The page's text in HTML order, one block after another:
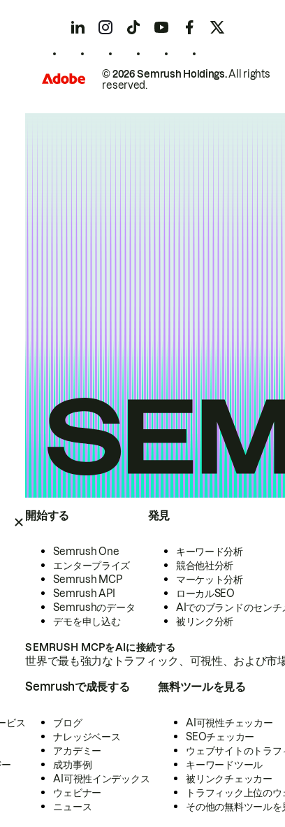
開始する
Semrush One
エンタープライズ
Semrush MCP
Semrush API
Semrushのデータ
デモを申し込む
発見
キーワード分析
競合他社分析
マーケット分析
ローカルSEO
AIでのブランドのセンチ
被リンク分析
SEMRUSH MCPをAIに接続する
世界で最も強力なトラフィック、可視性、および
ビス
Semrushで成長する
ブログ
ナレッジベース
アカデミー
成功事例
AI可視性インデックス
ウェビナー
ニュース
無料ツールを見る
AI可視性チェッカー
SEOチェッカー
ウェブサイトのトラ
キーワードツール
被リンクチェッカー
トラフィック上位の
その他の無料ツールを
© 2026 Semrush Holdings.All rights
reserved.